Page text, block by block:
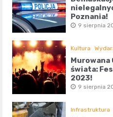
Poznania!
9 sierpnia
Kultura
Murowana
świata:
2023!
9 sierpnia
Infrastruktura